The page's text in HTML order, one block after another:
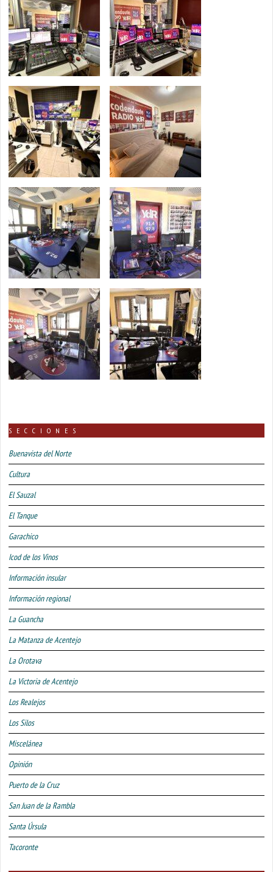
SECCIONES
Buenavista del Norte
Cultura
El Sauzal
El Tanque
Garachico
Icod de los Vinos
Información insular
Información regional
La Guancha
La Matanza de Acentejo
La Orotava
La Victoria de Acentejo
Los Realejos
Los Silos
Miscelánea
Opinión
Puerto de la Cruz
San Juan de la Rambla
Santa Úrsula
Tacoronte